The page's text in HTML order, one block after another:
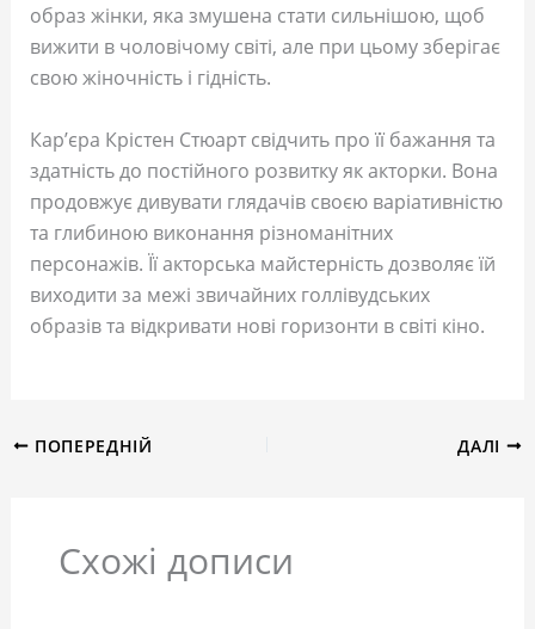
образ жінки, яка змушена стати сильнішою, щоб
вижити в чоловічому світі, але при цьому зберігає
свою жіночність і гідність.
Кар’єра Крістен Стюарт свідчить про її бажання та
здатність до постійного розвитку як акторки. Вона
продовжує дивувати глядачів своєю варіативністю
та глибиною виконання різноманітних
персонажів. Її акторська майстерність дозволяє їй
виходити за межі звичайних голлівудських
образів та відкривати нові горизонти в світі кіно.
ПОПЕРЕДНІЙ ДАЛІ
Схожі дописи